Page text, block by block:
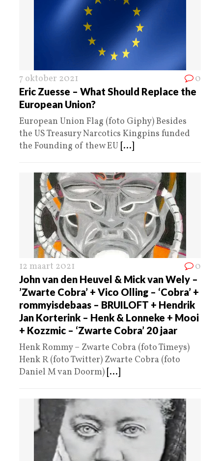
7 oktober 2021 0
Eric Zuesse – What Should Replace the
European Union?
European Union Flag (foto Giphy) Besides
the US Treasury Narcotics Kingpins funded
the Founding of thew EU [...]
12 maart 2021 0
John van den Heuvel & Mick van Wely –
’Zwarte Cobra’ + Vico Olling – ‘Cobra’ +
rommyisdebaas – BRUILOFT + Hendrik
Jan Korterink – Henk & Lonneke + Mooi
+ Kozzmic – ‘Zwarte Cobra’ 20 jaar
Henk Rommy – Zwarte Cobra (foto Timeys)
Henk R (foto Twitter) Zwarte Cobra (foto
Daniel M van Doorm) [...]